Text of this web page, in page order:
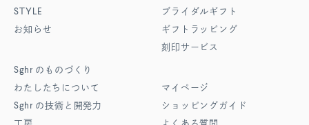
STYLE
お知らせ
Sghr のものづくり
わたしたちについて
Sghr の技術と開発力
ブライダルギフト
ギフトラッピング
刻印サービス
マイページ
ショッピングガイド